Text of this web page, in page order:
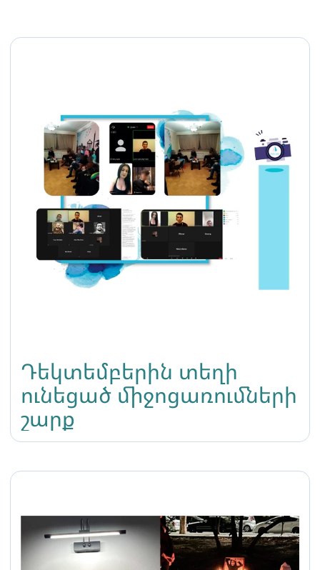
Դեկտեմբերին տեղի
ունեցած միջոցառումների
շարք